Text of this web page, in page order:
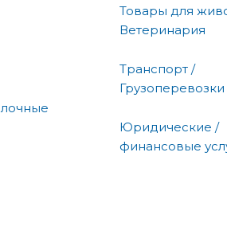
Товары для
Ветеринария
Транспорт /
Грузоперевозки
Юридические /
финансовые